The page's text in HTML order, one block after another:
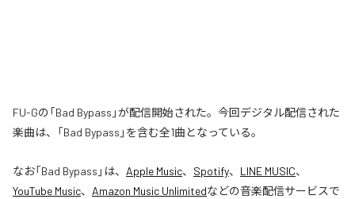
FU-Gの「Bad Bypass」が配信開始された。今回デジタル配信された
楽曲は、「Bad Bypass」を含む全1曲となっている。
なお「Bad Bypass 」は、 Apple Music、 Spotify、 LINE MUSIC、
YouTube Music、 Amazon Music Unlimitedなどの音楽配信サービスで